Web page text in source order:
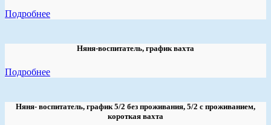
Подробнее
Няня-воспитатель, график вахта
Подробнее
Няня- воспитатель, график 5/2 без проживания, 5/2 с проживанием,
короткая вахта